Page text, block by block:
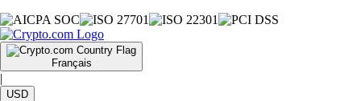
Français
|
USD